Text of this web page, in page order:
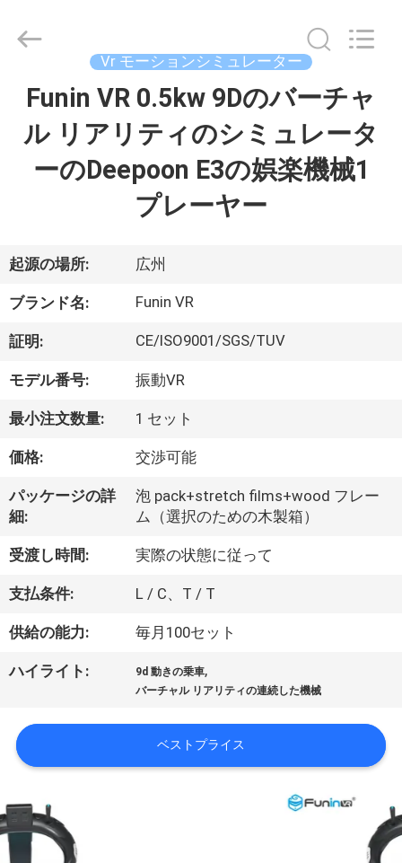
VR
シ
ョ
私
た
ち
に
関
し
て
は
工
場
見
学
2016
Vr モーションシミュレーター
Funin VR 0.5kw 9Dのバーチャ
ル リアリティのシミュレータ
ーのDeepoon E3の娯楽機械1
プレーヤー
起源の場所: 広州
ブランド名: Funin VR
証明: CE/ISO9001/SGS/TUV
モデル番号: 振動VR
最小注文数量: 1 セット
価格: 交渉可能
パッケージの詳
細:
泡 pack+stretch films+wood フレー
ム（選択のための木製箱）
受渡し時間: 実際の状態に従って
支払条件: L / C、T / T
供給の能力: 毎月100セット
ハイライト: 9d 動きの乗車,
バーチャル リアリティの連続した機械
ベストプライス